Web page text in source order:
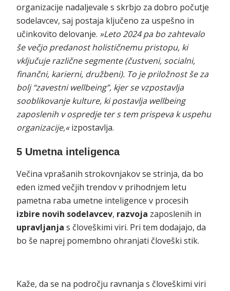
organizacije nadaljevale s skrbjo za dobro počutje
sodelavcev, saj postaja ključeno za uspešno in
učinkovito delovanje. »Leto 2024 pa bo zahtevalo
še večjo predanost holističnemu pristopu, ki
vključuje različne segmente (čustveni, socialni,
finančni, karierni, družbeni). To je priložnost še za
bolj “zavestni wellbeing”, kjer se vzpostavlja
sooblikovanje kulture, ki postavlja wellbeing
zaposlenih v ospredje ter s tem prispeva k uspehu
organizacije,«izpostavlja.
5 Umetna inteligenca
Večina vprašanih strokovnjakov se strinja, da bo
eden izmed večjih trendov v prihodnjem letu
pametna raba umetne inteligence v procesih
izbire novih sodelavcev, razvoja zaposlenih in
upravljanja s človeškimi viri. Pri tem dodajajo, da
bo še naprej pomembno ohranjati človeški stik.
Kaže, da se na področju ravnanja s človeškimi viri